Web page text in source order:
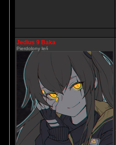
Jedius 9 Baka
Pierdolony leń